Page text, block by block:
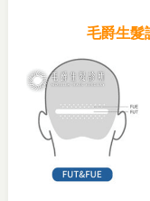
毛爵生髮